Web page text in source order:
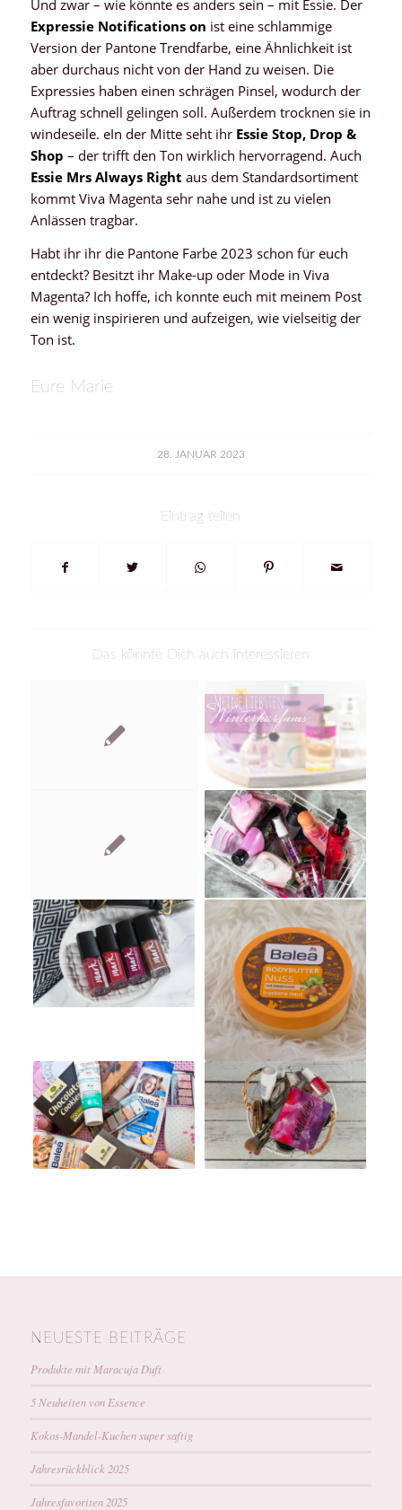
Und zwar – wie könnte es anders sein – mit Essie. Der
Expressie Notifications on ist eine schlammige
Version der Pantone Trendfarbe, eine Ähnlichkeit ist
aber durchaus nicht von der Hand zu weisen. Die
Expressies haben einen schrägen Pinsel, wodurch der
Auftrag schnell gelingen soll. Außerdem trocknen sie in
windeseile. eIn der Mitte seht ihr Essie Stop, Drop &
Shop – der trifft den Ton wirklich hervorragend. Auch
Essie Mrs Always Right aus dem Standardsortiment
kommt Viva Magenta sehr nahe und ist zu vielen
Anlässen tragbar.
Habt ihr ihr die Pantone Farbe 2023 schon für euch
entdeckt? Besitzt ihr Make-up oder Mode in Viva
Magenta? Ich hoffe, ich konnte euch mit meinem Post
ein wenig inspirieren und aufzeigen, wie vielseitig der
Ton ist.
Eure Marie
28. JANUAR 2023
Eintrag teilen
Das könnte Dich auch interessieren
NEUESTE BEITRÄGE
Produkte mit Maracuja Duft
5 Neuheiten von Essence
Kokos-Mandel-Kuchen super saftig
Jahresrückblick 2025
Jahresfavoriten 2025